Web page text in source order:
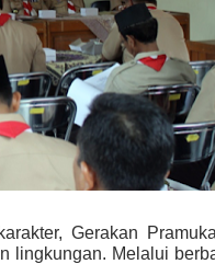
Gerakan
lingkungan. Melalui